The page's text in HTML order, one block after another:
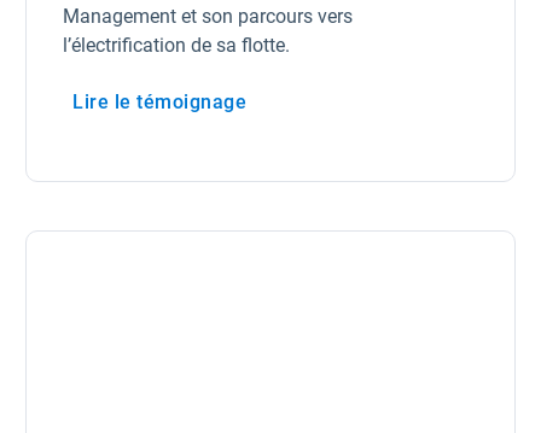
Management et son parcours vers
l’électrification de sa flotte.
Lire le témoignage